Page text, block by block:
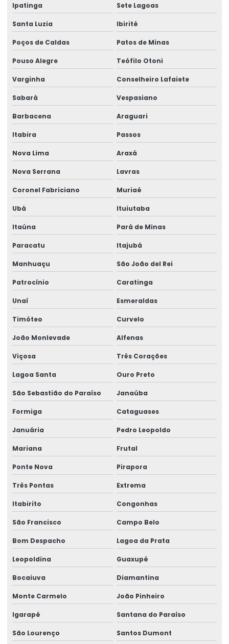
Manutenção preventiva de talha elétrica em mg
Manutenção preventiva de talha elétrica em pr
Manutenção preventiva de talha elétrica em rs
Manutenção preventiva de talha elétrica em sc
Manutenção preventiva de talha elétrica em sp
Manutenção preventiva em talhas elétricas
Montagem de caminho de rolamento
Montagem De Equipamentos De Elevação
Montagem De Pontes Rolantes Seguras
Montagem e desmontagem de ponte rolante
Montagem de ponte rolante
Montagem de talha elétrica
Montagem Técnica De Sistemas De Elevação
Motor elétrico para ponte rolante
Motor para ponte rolante
Motor redutor para ponte rolante
Painel elétrico para ponte rolante
Painel elétrico para talha
Peças para ponte rolante
Peças para ponte rolante swf
Peças para pontes rolantes de qualquer marca
Peças de reposição para pontes rolantes
Peças de reposição para talhas
Peças sobressalentes multimarcas
Peças sobressalentes para pontes rolantes
Peças para talha elétrica
Ipatinga Sete Lagoas
Santa Luzia Ibirité
Poços de Caldas Patos de Minas
Pouso Alegre Teófilo Otoni
Varginha Conselheiro Lafaiete
Sabará Vespasiano
Barbacena Araguari
Itabira Passos
Nova Lima Araxá
Nova Serrana Lavras
Coronel Fabriciano Muriaé
Ubá Ituiutaba
Itaúna Pará de Minas
Paracatu Itajubá
Manhuaçu São João del Rei
Patrocínio Caratinga
Unaí Esmeraldas
Timóteo Curvelo
João Monlevade Alfenas
Viçosa Três Corações
Lagoa Santa Ouro Preto
São Sebastião do Paraíso Janaúba
Formiga Cataguases
Januária Pedro Leopoldo
Mariana Frutal
Ponte Nova Pirapora
Três Pontas Extrema
Itabirito Congonhas
São Francisco Campo Belo
Bom Despacho Lagoa da Prata
Leopoldina Guaxupé
Bocaiuva Diamantina
Monte Carmelo João Pinheiro
Igarapé Santana do Paraíso
São Lourenço Santos Dumont